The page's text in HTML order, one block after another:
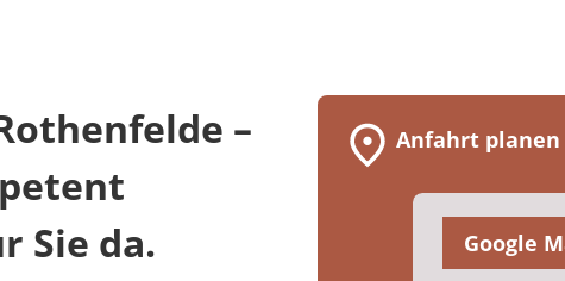
–
Sie da.
Anfahrt planen
Google